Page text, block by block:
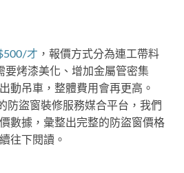
才 ，報價方式分為連工帶料
要烤漆美化、增加金屬管密集
動吊車，整體費用會再更高。
防盜窗裝修服務媒合平台，我們
數據，彙整出完整的防盜窗價格
往下閱讀。